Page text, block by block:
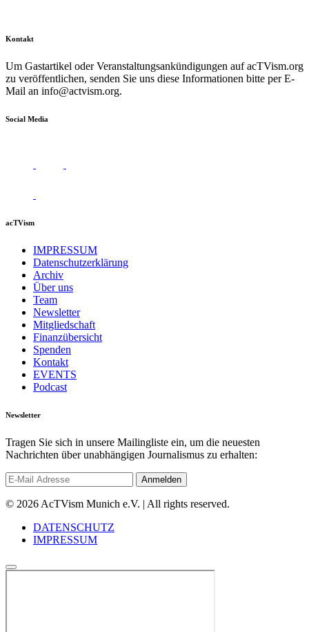
Kontakt
Um Gastartikel oder Veranstaltungsankündigungen auf acTVism.org
zu veröffentlichen, senden Sie uns diese Informationen bitte per E-
Mail an info@actvism.org.
Social Media
acTVism
IMPRESSUM
Datenschutzerklärung
Archiv
Über uns
Team
Newsletter
Mitgliedschaft
Finanzübersicht
Spenden
Kontakt
EVENTS
Podcast
Newsletter
Tragen Sie sich in unsere Mailingliste ein, um die neuesten
Nachrichten über unabhängigen Journalismus zu erhalten:
© 2026 AcTVism Munich e.V. | All rights reserved.
DATENSCHUTZ
IMPRESSUM